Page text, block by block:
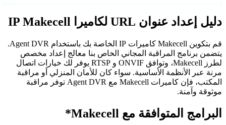
دليل إعداد عنوان URL لكاميرا IP Makecell
قم بتكوين Makecell كاميرات IP الخاصة بك باستخدام Agent DVR.
يتضمن برنامج المراقبة المجاني الخاص بنا معالج إعداد مخصص
لطرز Makecell، وتوافق ONVIF و RTSP يوفر لك خيارات اتصال
مرنة عبر الأنظمة الأساسية. سواء كان للأمان المنزلي أو مراقبة
المكتب، فإن كاميرات Makecell مع Agent DVR توفر مراقبة
موثوقة وآمنة.
البرامج المتوافقة مع Makecell*